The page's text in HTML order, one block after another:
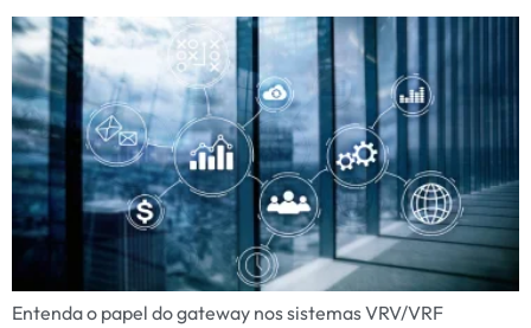
Entenda o papel do gateway nos sistemas VRV/VRF